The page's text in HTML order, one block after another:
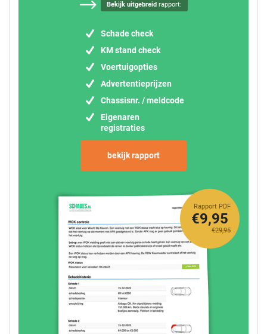
Bekijk uitgebreid rapport:
Schade check
KM stand check
Voertuigopties
Advertentieprijzen
Chassisnr. / meldcode
Eigenaren
registraties
bekijk rapport
Rapport PDF
€29,95
€9,95